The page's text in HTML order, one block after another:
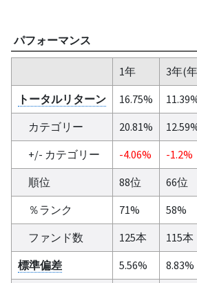
パフォーマンス
1年 3年(
トータルリターン
16.75%
カテゴリー
20.81%
+/- カテゴリー
-4.06% -1.2%
順位
88位 66位
％ランク
71% 58%
ファンド数
125本 115本
標準偏差
5.56% 8.83%